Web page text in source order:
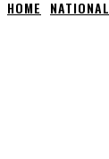
HOME NATIONAL